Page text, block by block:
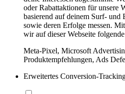
oder Rabattaktionen für unsere
basierend auf deinem Surf- und
sowie deren Erfolge messen.
wir auf dieser Webseite
Meta-Pixel, Microsoft
Produktempfehlungen, Ads
Erweitertes Conversion-